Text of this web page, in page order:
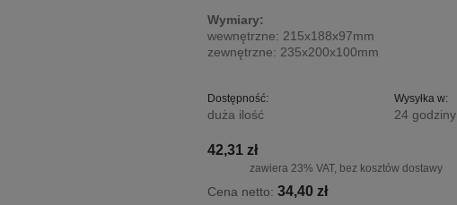
Wymiary:
wewnętrzne: 215x188x97mm
zewnętrzne: 235x200x100mm
Dostępność:
duża ilość
Wysyłka w:
24 godziny
42,31 zł
zawiera 23% VAT, bez kosztów dostawy
Cena netto:34,40 zł